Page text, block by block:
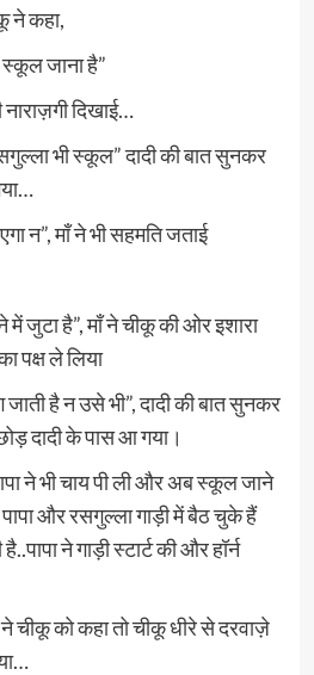
ने कहा,
जाना है”
दिखाई…
भी स्कूल” दादी की बात सुनकर
न”, माँ ने भी सहमति जताई
जुटा है”, माँ ने चीकू की ओर इशारा
पक्ष ले लिया
है न उसे भी”, दादी की बात सुनकर
दादी के पास आ गया।
ने भी चाय पी ली और अब स्कूल जाने
और रसगुल्ला गाड़ी में बैठ चुके हैं
ने गाड़ी स्टार्ट की और हॉर्न
ने चीकू को कहा तो चीकू धीरे से दरवाज़े